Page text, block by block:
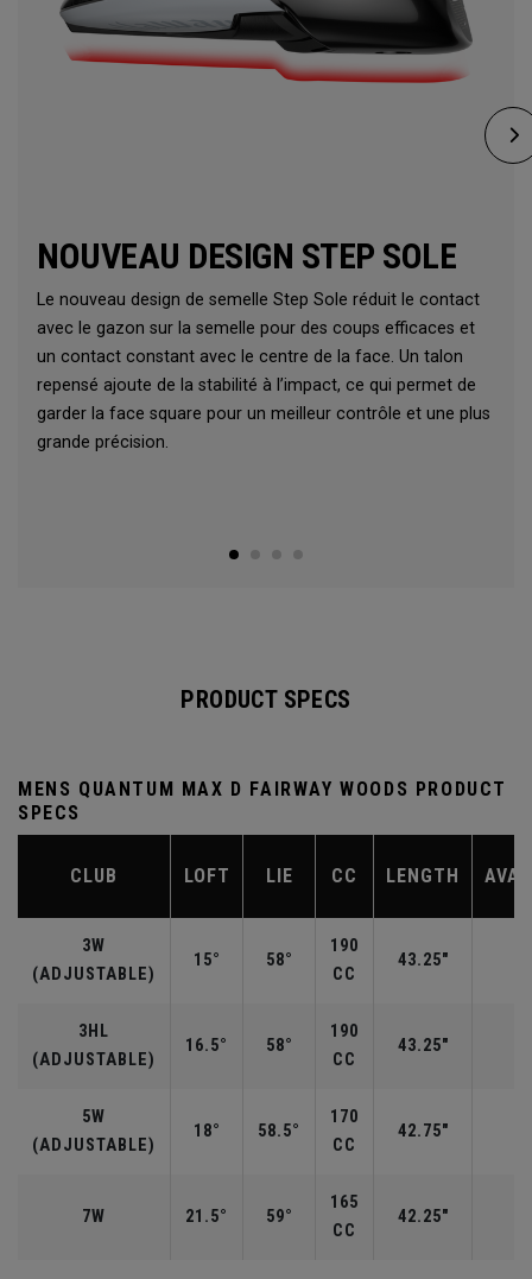
NOUVEAU DESIGN STEP SOLE
Le nouveau design de semelle Step Sole réduit le contact
avec le gazon sur la semelle pour des coups efficaces et
un contact constant avec le centre de la face. Un talon
repensé ajoute de la stabilité à l’impact, ce qui permet de
garder la face square pour un meilleur contrôle et une plus
grande précision.
PRODUCT SPECS
MENS QUANTUM MAX D FAIRWAY WOODS PRODUCT
SPECS
CLUB LOFT LIE CC LENGTH
3W
(ADJUSTABLE)
15° 58°
190
CC
43.25"
3HL
(ADJUSTABLE)
16.5° 58°
190
CC
43.25"
5W
(ADJUSTABLE)
18° 58.5°
170
CC
42.75"
7W 21.5° 59°
165
CC
42.25"